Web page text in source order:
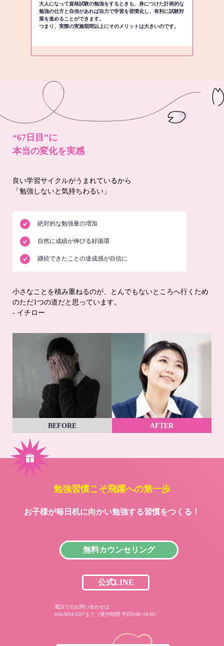
大人になって資格試験の勉強をするときも、身につけた計画的な
勉強の仕方と自信があれば自力で学習を習慣化し、有利に試験対
策を進めることができます。
つまり、実際の実施期間以上にそのメリットは大きいのです。
“67日目”に
本当の変化を実感
良い学習サイクルがうまれているから
「勉強しないと気持ちわるい」
絶対的な勉強量の増加
自然に成績が伸びる好循環
継続できたことの達成感が自信に
小さなことを積み重ねるのが、とんでもないところへ行くため
のただ1つの道だと思っています。
- イチロー
BEFORE AFTER
勉強習慣こそ飛躍への第一歩
お子様が毎日机に向かい勉強する習慣をつくる！
無料カウンセリング
公式LINE
電話でのお問い合わせは
050-3634-1207まで（受付時間 平日9:00~18:00）